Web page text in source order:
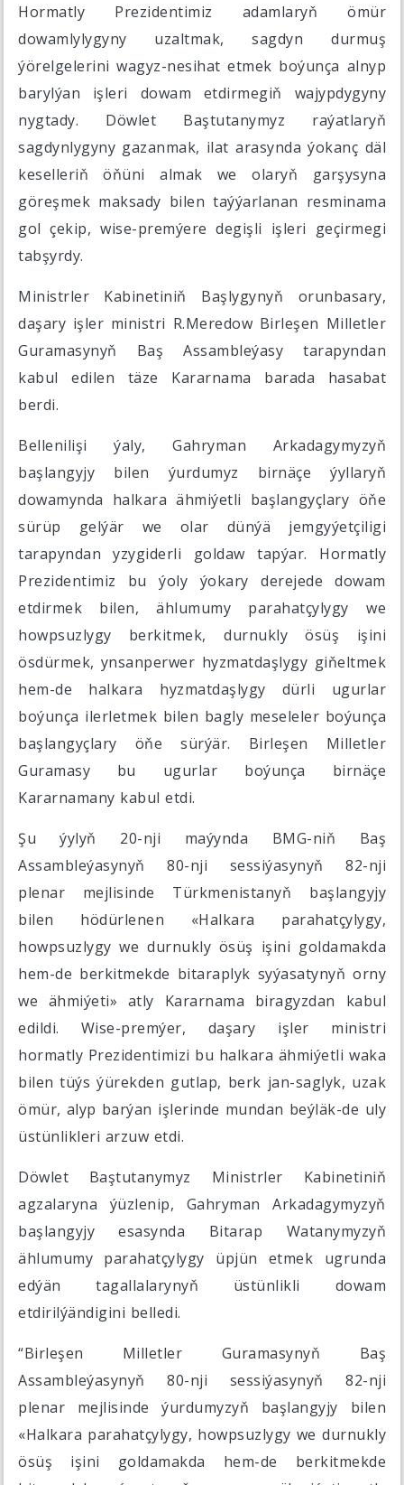
Hormatly Prezidentimiz adamlaryň ömür
dowamlylygyny uzaltmak, sagdyn durmuş
ýörelgelerini wagyz-nesihat etmek boýunça alnyp
barylýan işleri dowam etdirmegiň wajypdygyny
nygtady. Döwlet Baştutanymyz raýatlaryň
sagdynlygyny gazanmak, ilat arasynda ýokanç däl
keselleriň öňüni almak we olaryň garşysyna
göreşmek maksady bilen taýýarlanan resminama
gol çekip, wise-premýere degişli işleri geçirmegi
tabşyrdy.
Ministrler Kabinetiniň Başlygynyň orunbasary,
daşary işler ministri R.Meredow Birleşen Milletler
Guramasynyň Baş Assambleýasy tarapyndan
kabul edilen täze Kararnama barada hasabat
berdi.
Bellenilişi ýaly, Gahryman Arkadagymyzyň
başlangyjy bilen ýurdumyz birnäçe ýyllaryň
dowamynda halkara ähmiýetli başlangyçlary öňe
sürüp gelýär we olar dünýä jemgyýetçiligi
tarapyndan yzygiderli goldaw tapýar. Hormatly
Prezidentimiz bu ýoly ýokary derejede dowam
etdirmek bilen, ählumumy parahatçylygy we
howpsuzlygy berkitmek, durnukly ösüş işini
ösdürmek, ynsanperwer hyzmatdaşlygy giňeltmek
hem-de halkara hyzmatdaşlygy dürli ugurlar
boýunça ilerletmek bilen bagly meseleler boýunça
başlangyçlary öňe sürýär. Birleşen Milletler
Guramasy bu ugurlar boýunça birnäçe
Kararnamany kabul etdi.
Şu ýylyň 20-nji maýynda BMG-niň Baş
Assambleýasynyň 80-nji sessiýasynyň 82-nji
plenar mejlisinde Türkmenistanyň başlangyjy
bilen hödürlenen «Halkara parahatçylygy,
howpsuzlygy we durnukly ösüş işini goldamakda
hem-de berkitmekde bitaraplyk syýasatynyň orny
we ähmiýeti» atly Kararnama biragyzdan kabul
edildi. Wise-premýer, daşary işler ministri
hormatly Prezidentimizi bu halkara ähmiýetli waka
bilen tüýs ýürekden gutlap, berk jan-saglyk, uzak
ömür, alyp barýan işlerinde mundan beýläk-de uly
üstünlikleri arzuw etdi.
Döwlet Baştutanymyz Ministrler Kabinetiniň
agzalaryna ýüzlenip, Gahryman Arkadagymyzyň
başlangyjy esasynda Bitarap Watanymyzyň
ählumumy parahatçylygy üpjün etmek ugrunda
edýän tagallalarynyň üstünlikli dowam
etdirilýändigini belledi.
“Birleşen Milletler Guramasynyň Baş
Assambleýasynyň 80-nji sessiýasynyň 82-nji
plenar mejlisinde ýurdumyzyň başlangyjy bilen
«Halkara parahatçylygy, howpsuzlygy we durnukly
ösüş işini goldamakda hem-de berkitmekde